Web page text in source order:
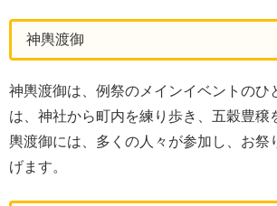
神輿渡御
神輿渡御は、例祭のメインイベントのひ
は、神社から町内を練り歩き、五穀豊穣
輿渡御には、多くの人々が参加し、お祭
げます。